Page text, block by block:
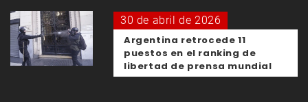
30 de abril de 2026
Argentina retrocede 11
puestos en el ranking de
libertad de prensa mundial